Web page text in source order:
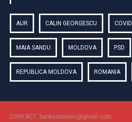
AUR CALIN GEORGESCU COVID
MAIA SANDU MOLDOVA PSD
REPUBLICA MOLDOVA ROMANIA
CONTACT: barikadanews@gmail.com